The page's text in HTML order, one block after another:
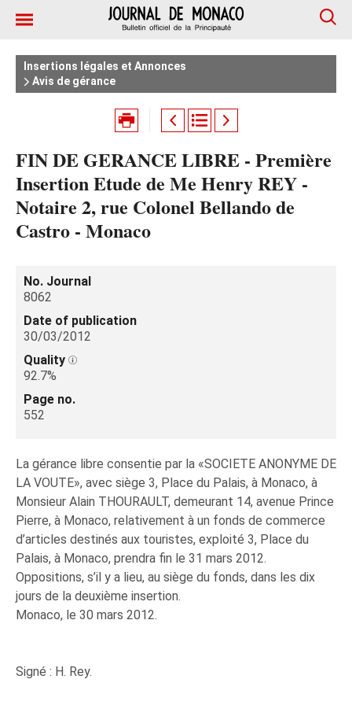
Insertions légales et Annonces
Avis de gérance
FIN DE GERANCE LIBRE - Première
Insertion Etude de Me Henry REY -
Notaire 2, rue Colonel Bellando de
Castro - Monaco
No. Journal
8062
Date of publication
30/03/2012
Quality
92.7%
Page no.
552
La gérance libre consentie par la «SOCIETE ANONYME DE
LA VOUTE», avec siège 3, Place du Palais, à Monaco, à
Monsieur Alain THOURAULT, demeurant 14, avenue Prince
Pierre, à Monaco, relativement à un fonds de commerce
d’articles destinés aux touristes, exploité 3, Place du
Palais, à Monaco, prendra fin le 31 mars 2012.
Oppositions, s’il y a lieu, au siège du fonds, dans les dix
jours de la deuxième insertion.
Monaco, le 30 mars 2012.
Signé : H. Rey.